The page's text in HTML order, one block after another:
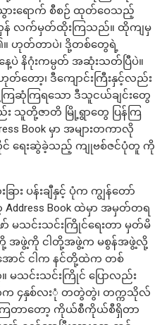
းရောက် စီစဉ် ထုတ်ဝေသည့်
အလှန် လက်မှတ်ထိုးကြသည်။ ထိုကျမှ
။ ဟုတ်တာပဲ၊ ဒို့တစ်တွေရဲ့
ပဲ နိဂုံးကမ္ပတ် အဆုံးသတ်ပြီပဲ။
တ်တော့၊ ဒီကျောင်းကြီးနှင့်လည်း
ြဆုံကြရသော ဒီသူငယ်ချင်းတွေ
သူတို့ဇာတိ မြို့ရွာတွေ ပြန်ကြ
Book မှာ အများတကာလို
ရေးဆွဲခဲ့သည့် ကျုဗစ်ဇင်ပုံတူ ကို
ြား ပန်းချီနှင့် ပုံက ကျွန်တော်
Book ထဲမှာ အမှတ်တရ
မသင်းသင်းကြိုင်ရေးတာ မှတ်မိ
တို့ အဖွဲ့ကို ငါတို့အဖွဲ့က မစွန်အဖွဲ့လို့
အောင် ငါက နင်တို့ထဲက တစ်
သင်းသင်းကြိုင် ပြောလည်း
ာက်က ၄နှစ်လးုံ တတွဲတွဲ၊ တက္ကသိုလ်
ာတော့ ကိုယ်စီကိုယ်စီရှိတာ